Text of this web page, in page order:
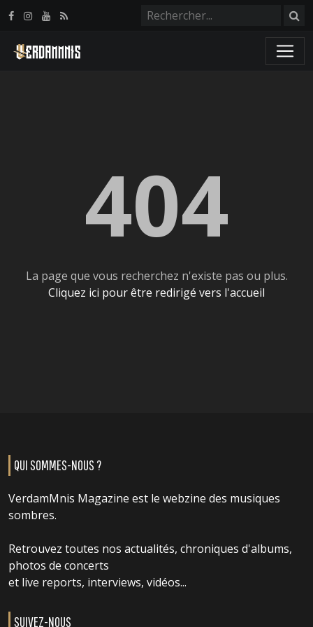
404
La page que vous recherchez n'existe pas ou plus.
Cliquez ici pour être redirigé vers l'accueil
QUI SOMMES-NOUS ?
VerdamMnis Magazine est le webzine des musiques
sombres.
Retrouvez toutes nos actualités, chroniques d'albums,
photos de concerts
et live reports, interviews, vidéos...
SUIVEZ-NOUS
Panneau de gestion des cookies